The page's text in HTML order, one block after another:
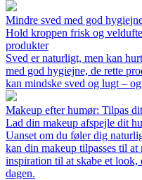
Mindre sved med god
Hold kroppen frisk og
produkter
Sved er naturligt, men kan
med god hygiejne, de rette
kan mindske sved og lugt –
Makeup efter humør: Tilpas
Lad din makeup afspejle dit
Uanset om du føler dig
kan din makeup tilpasses til
inspiration til at skabe et
dagen.